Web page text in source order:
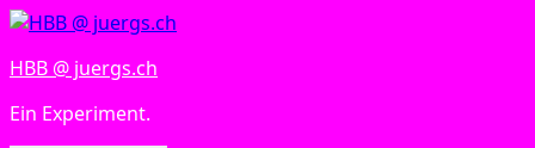
Zum
springen
HBB @ juergs.ch
Ein Experiment.